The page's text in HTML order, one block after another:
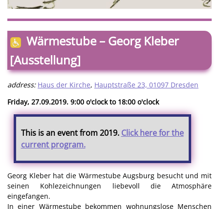
Wärmestube – Georg Kleber
[Ausstellung]
address: Haus der Kirche, Hauptstraße 23, 01097 Dresden
Friday, 27.09.2019. 9:00 o'clock to 18:00 o'clock
This is an event from 2019. Click here for the
current program.
Georg Kleber hat die Wärmestube Augsburg besucht und mit
seinen Kohlezeichnungen liebevoll die Atmosphäre
eingefangen.
In einer Wärmestube bekommen wohnungslose Menschen